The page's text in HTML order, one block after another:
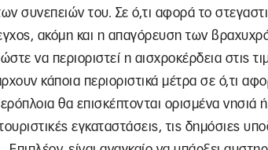
συνεπειών του. Σε ό,τι αφορά το
ακόμη και η απαγόρευση των
να περιοριστεί η αισχροκέρδεια στις
κάποια περιοριστικά μέτρα σε ό,τι
θα επισκέπτονται ορισμένα νησιά
εγκαταστάσεις, τις δημόσιες